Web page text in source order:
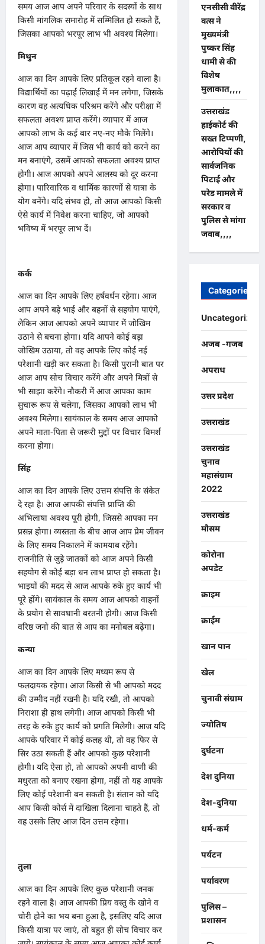
समय आज आप अपने परिवार के सदस्यों के साथ
किसी मांगलिक समारोह में सम्मिलित हो सकते हैं,
जिसका आपको भरपूर लाभ भी अवश्य मिलेगा।
मिथुन
आज का दिन आपके लिए प्रतिकूल रहने वाला है।
विद्यार्थियों का पढ़ाई लिखाई में मन लगेगा, जिसके
कारण वह अत्यधिक परिश्रम करेंगे और परीक्षा में
सफलता अवश्य प्राप्त करेंगे। व्यापार में आज
आपको लाभ के कई बार नए-नए मौके मिलेंगे।
आज आप व्यापार में जिस भी कार्य को करने का
मन बनाएंगे, उसमें आपको सफलता अवश्य प्राप्त
होगी। आज आपको अपने आलस्य को दूर करना
होगा। पारिवारिक व धार्मिक कारणों से यात्रा के
योग बनेंगे। यदि संभव हो, तो आज आपको किसी
ऐसे कार्य में निवेश करना चाहिए, जो आपको
भविष्य में भरपूर लाभ दें।
कर्क
आज का दिन आपके लिए हर्षवर्धन रहेगा। आज
आप अपने बड़े भाई और बहनों से सहयोग पाएंगे,
लेकिन आज आपको अपने व्यापार में जोखिम
उठाने से बचना होगा। यदि आपने कोई बड़ा
जोखिम उठाया, तो वह आपके लिए कोई नई
परेशानी खड़ी कर सकता है। किसी पुरानी बात पर
आज आप सोच विचार करेंगे और अपने मित्रों से
भी साझा करेंगे। नौकरी में आज आपका काम
सुचारू रूप से चलेगा, जिसका आपको लाभ भी
अवश्य मिलेगा। सायंकाल के समय आज आपको
अपने माता-पिता से जरूरी मुद्दों पर विचार विमर्श
करना होगा।
सिंह
आज का दिन आपके लिए उत्तम संपत्ति के संकेत
दे रहा है। आज आपकी संपत्ति प्राप्ति की
अभिलाषा अवश्य पूरी होगी, जिससे आपका मन
प्रसन्न होगा। व्यस्तता के बीच आज आप प्रेम जीवन
के लिए समय निकालने में कामयाब रहेंगे।
राजनीति से जुड़े जातकों को आज अपने किसी
सहयोग से कोई बड़ा धन लाभ प्राप्त हो सकता है।
भाइयों की मदद से आज आपके रुके हुए कार्य भी
पूरे होंगे। सायंकाल के समय आज आपको वाहनों
के प्रयोग से सावधानी बरतनी होगी। आज किसी
वरिष्ठ जनो की बात से आप का मनोबल बढ़ेगा।
कन्या
आज का दिन आपके लिए मध्यम रूप से
फलदायक रहेगा। आज किसी से भी आपको मदद
की उम्मीद नहीं रखनी है। यदि रखी, तो आपको
निराशा ही हाथ लगेगी। आज आपको किसी भी
तरह के रुके हुए कार्य को प्रगति मिलेगी। आज यदि
आपके परिवार में कोई कलह थी, तो वह फिर से
सिर उठा सकती हैं और आपको कुछ परेशानी
होगी। यदि ऐसा हो, तो आपको अपनी वाणी की
मधुरता को बनाए रखना होगा, नहीं तो यह आपके
लिए कोई परेशानी बन सकती है। संतान को यदि
आप किसी कोर्स में दाखिला दिलाना चाहते हैं, तो
वह उसके लिए आज दिन उत्तम रहेगा।
तुला
आज का दिन आपके लिए कुछ परेशानी जनक
रहने वाला है। आज आपकी प्रिय वस्तु के खोने व
चोरी होने का भय बना हुआ है, इसलिए यदि आज
किसी यात्रा पर जाएं, तो बहुत ही सोच विचार कर
एनसीसी वीरेंद्र
वत्स ने
मुख्यमंत्री
पुष्कर सिंह
धामी से की
विशेष
मुलाकात,,,,
उत्तराखंड
हाईकोर्ट की
सख्त टिप्पणी,
आरोपियों की
सार्वजनिक
पिटाई और
परेड मामले में
सरकार व
पुलिस से मांगा
जवाब,,,,
Categories
Uncategorized
अजब -गजब
अपराध
उत्तर प्रदेश
उत्तराखंड
उत्तराखंड
चुनाव
महासंग्राम
2022
उत्तराखंड
मौसम
कोरोना
अपडेट
क्राइम
क्राईम
खान पान
खेल
चुनावी संग्राम
ज्योतिष
दुर्घटना
देश दुनिया
देश-दुनिया
धर्म-कर्म
पर्यटन
पर्यावरण
पुलिस –
प्रशासन